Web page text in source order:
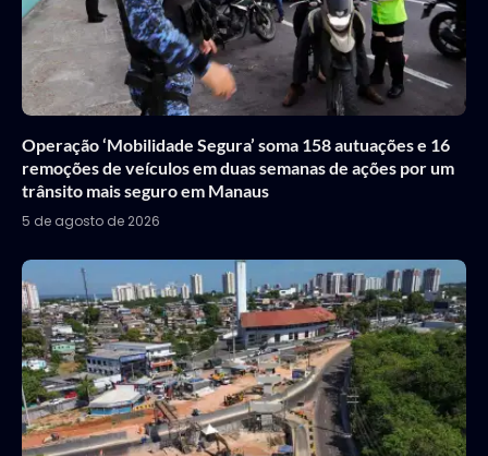
Operação ‘Mobilidade Segura’ soma 158 autuações e 16
remoções de veículos em duas semanas de ações por um
trânsito mais seguro em Manaus
5 de agosto de 2026